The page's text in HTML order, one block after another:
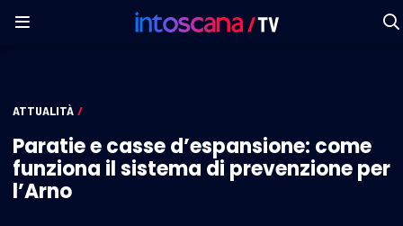
ATTUALITÀ /
Paratie e casse d’espansione: come
funziona il sistema di prevenzione per
l’Arno